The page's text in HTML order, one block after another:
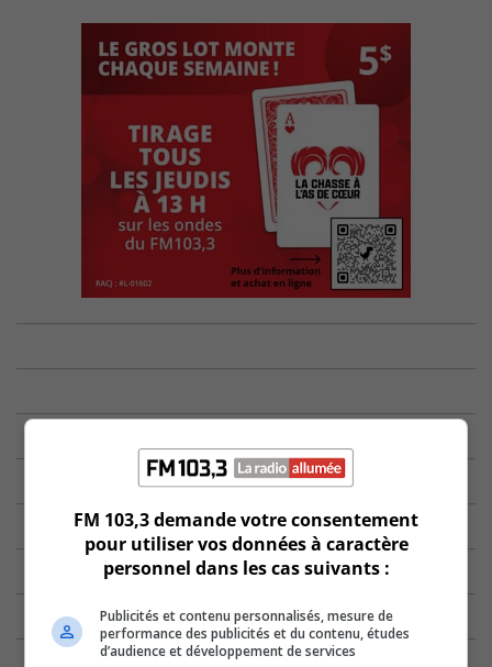
FM 103,3 demande votre consentement
pour utiliser vos données à caractère
personnel dans les cas suivants :
Publicités et contenu personnalisés, mesure de
performance des publicités et du contenu, études
d’audience et développement de services